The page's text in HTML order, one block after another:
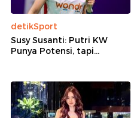
detikSport
Susy Susanti: Putri KW
Punya Potensi, tapi...